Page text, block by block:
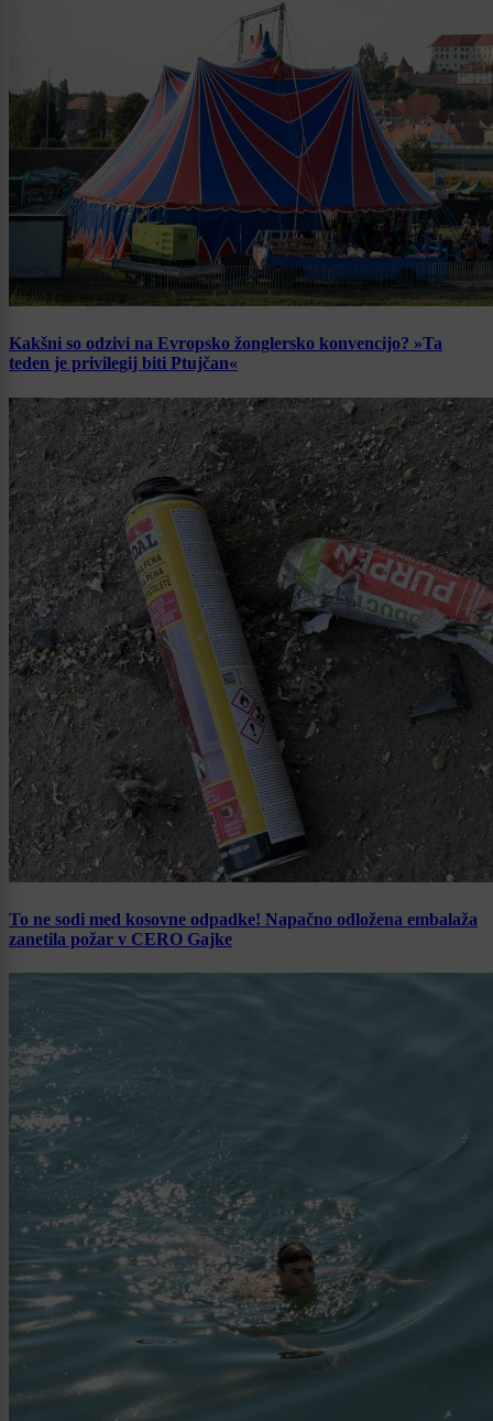
Kakšni so odzivi na Evropsko žonglersko konvencijo? »Ta
teden je privilegij biti Ptujčan«
To ne sodi med kosovne odpadke! Napačno odložena embalaža
zanetila požar v CERO Gajke